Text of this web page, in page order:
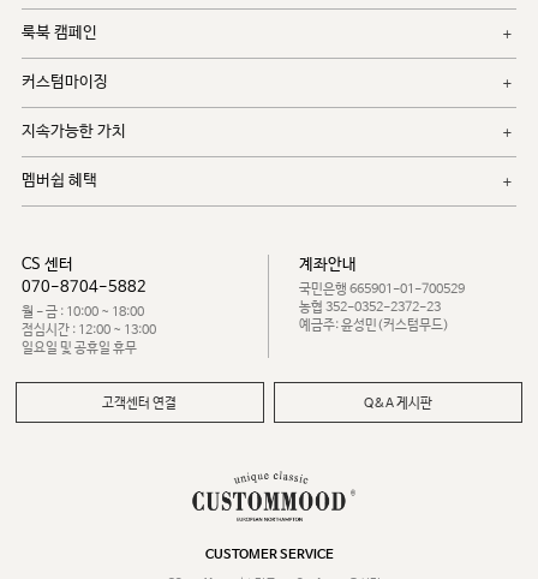
룩북 캠페인
커스텀마이징
지속가능한 가치
멤버쉽 혜택
CS 센터
070-8704-5882
월 - 금 : 10:00 ~ 18:00
점심시간 : 12:00 ~ 13:00
일요일 및 공휴일 휴무
계좌안내
국민은행 665901-01-700529
농협 352-0352-2372-23
예금주: 윤성민(커스텀무드)
고객센터 연결 Q&A 게시판
CUSTOMER SERVICE